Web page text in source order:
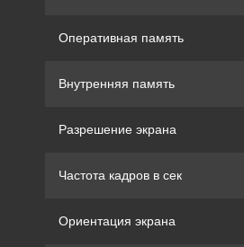
Оперативная память
Внутренняя память
Разрешение экрана
Частота кадров в сек
Ориентация экрана